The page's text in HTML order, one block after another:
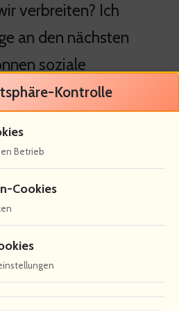
verbreiten? Ich
an den nächsten
soziale
Wahrnehmung von
auf die
von Skandalen
Kontrolle
Betrieb
Cookies